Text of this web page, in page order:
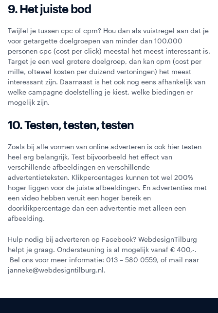
9. Het juiste bod
Twijfel je tussen cpc of cpm? Hou dan als vuistregel aan dat je
voor getargette doelgroepen van minder dan 100.000
personen cpc (cost per click) meestal het meest interessant is.
Target je een veel grotere doelgroep, dan kan cpm (cost per
mille, oftewel kosten per duizend vertoningen) het meest
interessant zijn. Daarnaast is het ook nog eens afhankelijk van
welke campagne doelstelling je kiest, welke biedingen er
mogelijk zijn.
10. Testen, testen, testen
Zoals bij alle vormen van online adverteren is ook hier testen
heel erg belangrijk. Test bijvoorbeeld het effect van
verschillende afbeeldingen en verschillende
advertentieteksten. Klikpercentages kunnen tot wel 200%
hoger liggen voor de juiste afbeeldingen. En advertenties met
een video hebben veruit een hoger bereik en
doorklikpercentage dan een advertentie met alleen een
afbeelding.
Hulp nodig bij adverteren op Facebook? WebdesignTilburg
helpt je graag. Ondersteuning is al mogelijk vanaf € 400,-.
Bel ons voor meer informatie: 013 – 580 0559, of mail naar
janneke@webdesigntilburg.nl.